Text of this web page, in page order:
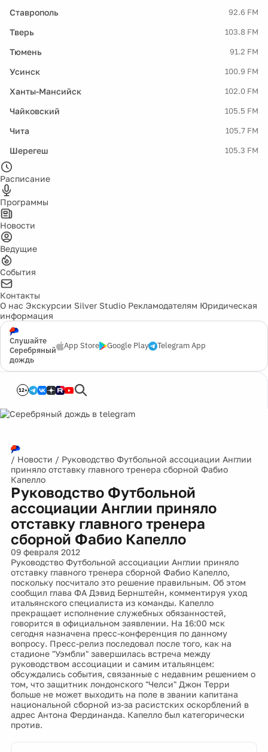
Ставрополь 92.6 FM
Тверь 103.8 FM
Тюмень 91.2 FM
Усинск 100.9 FM
Ханты-Мансийск 102.0 FM
Чайковский 105.5 FM
Чита 105.7 FM
Шерегеш 105.3 FM
Расписание
Программы
Новости
Ведущие
События
Контакты
О нас Экскурсии Silver Studio Рекламодателям Юридическая
информация
Слушайте
Серебряный
дождь
App Store Google Play Telegram App
12+
/ Новости / Руководство Футбольной ассоциации Англии
приняло отставку главного тренера сборной Фабио
Капелло
Руководство Футбольной
ассоциации Англии приняло
отставку главного тренера
сборной Фабио Капелло
09 февраля 2012
Руководство Футбольной ассоциации Англии приняло
отставку главного тренера сборной Фабио Капелло,
поскольку посчитало это решение правильным. Об этом
сообщил глава ФА Дэвид Бернштейн, комментируя уход
итальянского специалиста из команды. Капелло
прекращает исполнение служебных обязанностей,
говорится в официальном заявлении. На 16:00 мск
сегодня назначена пресс-конференция по данному
вопросу. Пресс-релиз последовал после того, как на
стадионе "Уэмбли" завершилась встреча между
руководством ассоциации и самим итальянцем:
обсуждались события, связанные с недавним решением о
том, что защитник лондонского "Челси" Джон Терри
больше не может выходить на поле в звании капитана
национальной сборной из-за расистских оскорблений в
адрес Антона Фердинанда. Капелло был категорически
против.